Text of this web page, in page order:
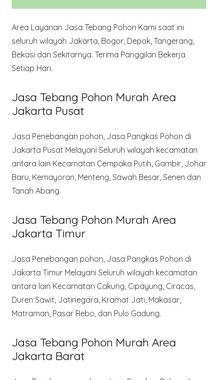
Area Layanan Jasa Tebang Pohon Kami saat ini
seluruh wilayah Jakarta, Bogor, Depok, Tangerang,
Bekasi dan Sekitarnya. Terima Panggilan Bekerja
Setiap Hari.
Jasa Tebang Pohon Murah Area
Jakarta Pusat
Jasa Penebangan pohon, Jasa Pangkas Pohon di
Jakarta Pusat Melayani Seluruh wilayah kecamatan
antara lain Kecamatan Cempaka Putih, Gambir, Johar
Baru, Kemayoran, Menteng, Sawah Besar, Senen dan
Tanah Abang.
Jasa Tebang Pohon Murah Area
Jakarta Timur
Jasa Penebangan pohon, Jasa Pangkas Pohon di
Jakarta Timur Melayani Seluruh wilayah kecamatan
antara lain Kecamatan Cakung, Cipayung, Ciracas,
Duren Sawit, Jatinegara, Kramat Jati, Makasar,
Matraman, Pasar Rebo, dan Pulo Gadung.
Jasa Tebang Pohon Murah Area
Jakarta Barat